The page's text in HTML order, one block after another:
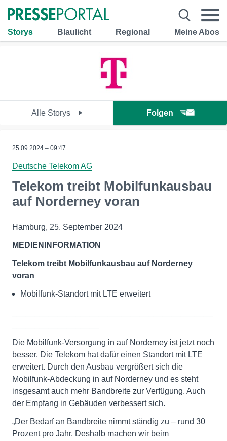
Storys Blaulicht Regional Meine Abos
Alle Storys Folgen
25.09.2024 – 09:47
Deutsche Telekom AG
Telekom treibt Mobilfunkausbau
auf Norderney voran
Hamburg, 25. September 2024
MEDIENINFORMATION
Telekom treibt Mobilfunkausbau auf Norderney
voran
Mobilfunk-Standort mit LTE erweitert
Die Mobilfunk-Versorgung in auf Norderney ist jetzt noch
besser. Die Telekom hat dafür einen Standort mit LTE
erweitert. Durch den Ausbau vergrößert sich die
Mobilfunk-Abdeckung in auf Norderney und es steht
insgesamt auch mehr Bandbreite zur Verfügung. Auch
der Empfang in Gebäuden verbessert sich.
„Der Bedarf an Bandbreite nimmt ständig zu – rund 30
Prozent pro Jahr. Deshalb machen wir beim